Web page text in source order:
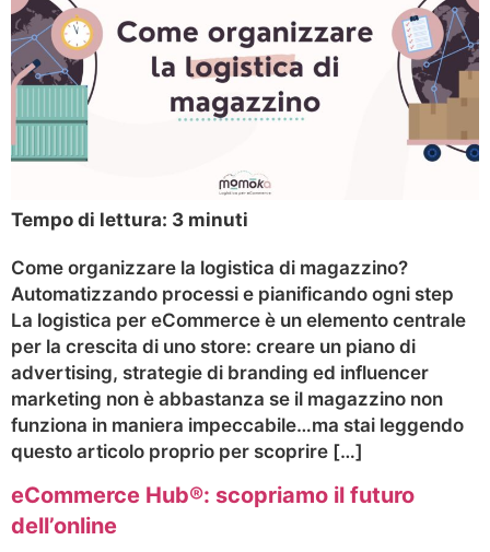
Tempo di lettura: 3 minuti
Come organizzare la logistica di magazzino?
Automatizzando processi e pianificando ogni step
La logistica per eCommerce è un elemento centrale
per la crescita di uno store: creare un piano di
advertising, strategie di branding ed influencer
marketing non è abbastanza se il magazzino non
funziona in maniera impeccabile…ma stai leggendo
questo articolo proprio per scoprire […]
eCommerce Hub®: scopriamo il futuro
dell’online